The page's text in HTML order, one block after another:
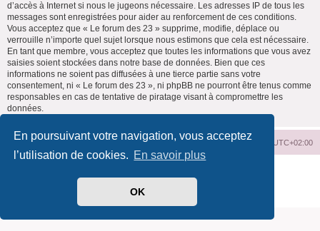
En poursuivant votre navigation, vous acceptez
l’utilisation de cookies. En savoir plus
OK
d’accès à Internet si nous le jugeons nécessaire. Les adresses IP de tous les
messages sont enregistrées pour aider au renforcement de ces conditions.
Vous acceptez que « Le forum des 23 » supprime, modifie, déplace ou
verrouille n’importe quel sujet lorsque nous estimons que cela est nécessaire.
En tant que membre, vous acceptez que toutes les informations que vous avez
saisies soient stockées dans notre base de données. Bien que ces
informations ne soient pas diffusées à une tierce partie sans votre
consentement, ni « Le forum des 23 », ni phpBB ne pourront être tenus comme
responsables en cas de tentative de piratage visant à compromettre les
données.
Index du forum Heures au format UTC+02:00
Supprimer les cookies
phpBB-fr.com
Confidentialité